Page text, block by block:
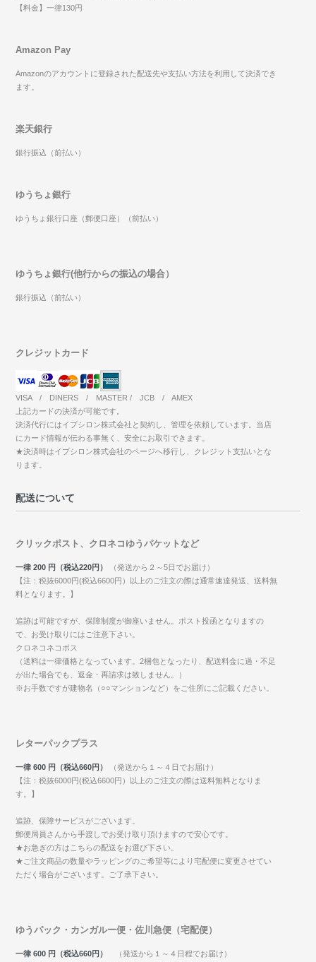
【料金】一律130円
Amazon Pay
Amazonのアカウントに登録された配送先や支払い方法を利用して決済でき
ます。
楽天銀行
銀行振込（前払い）
ゆうちょ銀行
ゆうちょ銀行口座（郵便口座）（前払い）
ゆうちょ銀行(他行からの振込の場合）
銀行振込（前払い）
クレジットカード
VISA / DINERS / MASTER / JCB / AMEX
上記カードの決済が可能です。
決済代行にはイプシロン株式会社と契約し、管理を依頼しています。当店
にカード情報が伝わる事無く、安全にお取引できます。
★決済時はイプシロン株式会社のページへ移行し、クレジット支払いとな
ります。
配送について
クリックポスト、クロネコゆうパケットなど
一律 200 円（税込220円）
（発送から２～5日でお届け）
【注：税抜6000円(税込6600円）以上のご注文の際は通常速達発送、送料無
料となります。】
追跡は可能ですが、保障制度が御座いません。ポスト投函となりますの
で、お受け取りにはご注意下さい。
クロネコネコポス
（送料は一律価格となっています。2梱包となったり、配送料金に過・不足
が出た場合でも、返金・再請求は致しません。）
※お手数ですが建物名（○○マンションなど）をご住所にご記載ください。
レターパックプラス
一律 600 円（税込660円）
（発送から１～４日でお届け）
【注：税抜6000円(税込6600円）以上のご注文の際は送料無料となりま
す。】
追跡、保障サービスがございます。
郵便局員さんから手渡しでお受け取り頂けますので安心です。
★お急ぎの方はこちらの配送をお選び下さい。
★ご注文商品の数量やラッピングのご希望等により宅配便に変更させてい
ただく場合がございます。ご了承下さい。
ゆうパック・カンガルー便・佐川急便（宅配便）
一律 600 円（税込660円）
（発送から１～４日程でお届け）